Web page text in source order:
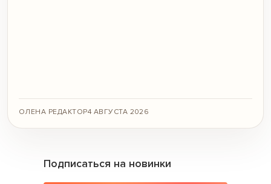
ОЛЕНА РЕДАКТОР4 АВГУСТА 2026
Подписаться на новинки